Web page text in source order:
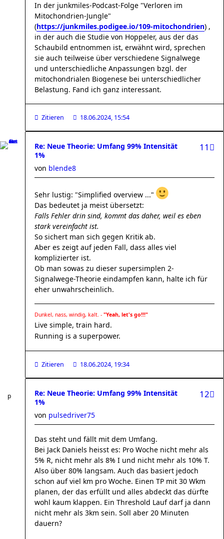
In der junkmiles-Podcast-Folge "Verloren im
Mitochondrien-Jungle"
(https://junkmiles.podigee.io/109-mitochondrien) ,
in der auch die Studie von Hoppeler, aus der das
Schaubild entnommen ist, erwähnt wird, sprechen
sie auch teilweise über verschiedene Signalwege
und unterschiedliche Anpassungen bzgl. der
mitochondrialen Biogenese bei unterschiedlicher
Belastung. Fand ich ganz interessant.
Zitieren 18.06.2024, 15:54
Re: Neue Theorie: Umfang 99% Intensität
1%
11
von blende8
Sehr lustig: "Simplified overview ..."
Das bedeutet ja meist übersetzt:
Falls Fehler drin sind, kommt das daher, weil es eben
stark vereinfacht ist.
So sichert man sich gegen Kritik ab.
Aber es zeigt auf jeden Fall, dass alles viel
komplizierter ist.
Ob man sowas zu dieser supersimplen 2-
Signalwege-Theorie eindampfen kann, halte ich für
eher unwahrscheinlich.
Dunkel, nass, windig, kalt. - "Yeah, let's go!!!"
Live simple, train hard.
Running is a superpower.
Zitieren 18.06.2024, 19:34
Re: Neue Theorie: Umfang 99% Intensität
1%
12
von pulsedriver75
Das steht und fällt mit dem Umfang.
Bei Jack Daniels heisst es: Pro Woche nicht mehr als
5% R, nicht mehr als 8% I und nicht mehr als 10% T.
Also über 80% langsam. Auch das basiert jedoch
schon auf viel km pro Woche. Einen TP mit 30 Wkm
planen, der das erfüllt und alles abdeckt das dürfte
wohl kaum klappen. Ein Threshold Lauf darf ja dann
nicht mehr als 3km sein. Soll aber 20 Minuten
dauern?